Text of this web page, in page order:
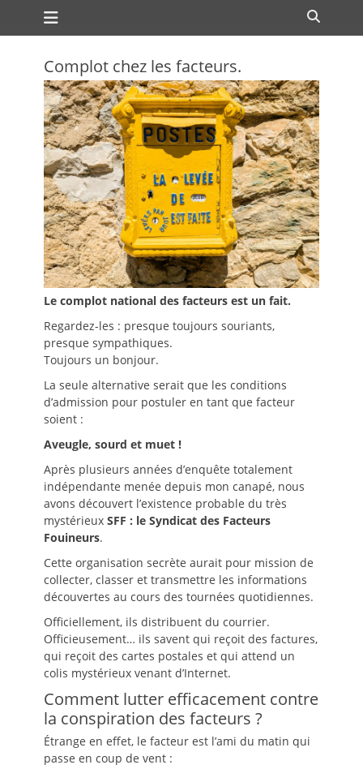
Passer
au
Premier menu
Complot chez les facteurs.
Le complot national des facteurs est un fait.
Regardez-les : presque toujours souriants,
presque sympathiques.
Toujours un bonjour.
La seule alternative serait que les conditions
d’admission pour postuler en tant que facteur
soient :
Aveugle, sourd et muet !
Après plusieurs années d’enquête totalement
indépendante menée depuis mon canapé, nous
avons découvert l’existence probable du très
mystérieux SFF : le Syndicat des Facteurs
Fouineurs.
Cette organisation secrète aurait pour mission de
collecter, classer et transmettre les informations
découvertes au cours des tournées quotidiennes.
Officiellement, ils distribuent du courrier.
Officieusement… ils savent qui reçoit des factures,
qui reçoit des cartes postales et qui attend un
colis mystérieux venant d’Internet.
Comment lutter efficacement contre
la conspiration des facteurs ?
Étrange en effet, le facteur est l’ami du matin qui
passe en coup de vent :